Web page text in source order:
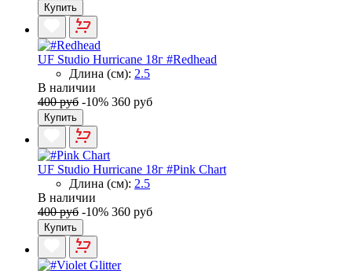
Купить
UF Studio Hurricane 18г #Redhead
Длина (см): 2.5
В наличии
400 руб -10% 360 руб
Купить
UF Studio Hurricane 18г #Pink Chart
Длина (см): 2.5
В наличии
400 руб -10% 360 руб
Купить